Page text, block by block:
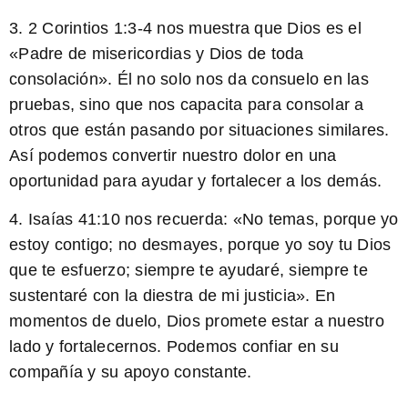
3. 2 Corintios 1:3-4 nos muestra que Dios es el
«Padre de misericordias y Dios de toda
consolación». Él no solo nos da consuelo en las
pruebas, sino que nos capacita para consolar a
otros que están pasando por situaciones similares.
Así podemos convertir nuestro dolor en una
oportunidad para ayudar y fortalecer a los demás.
4. Isaías 41:10nos recuerda: «No temas, porque yo
estoy contigo; no desmayes, porque yo soy tu Dios
que te esfuerzo; siempre te ayudaré, siempre te
sustentaré con la diestra de mi justicia». En
momentos de duelo, Dios promete estar a nuestro
lado y fortalecernos. Podemos confiar en su
compañía y su apoyo constante.